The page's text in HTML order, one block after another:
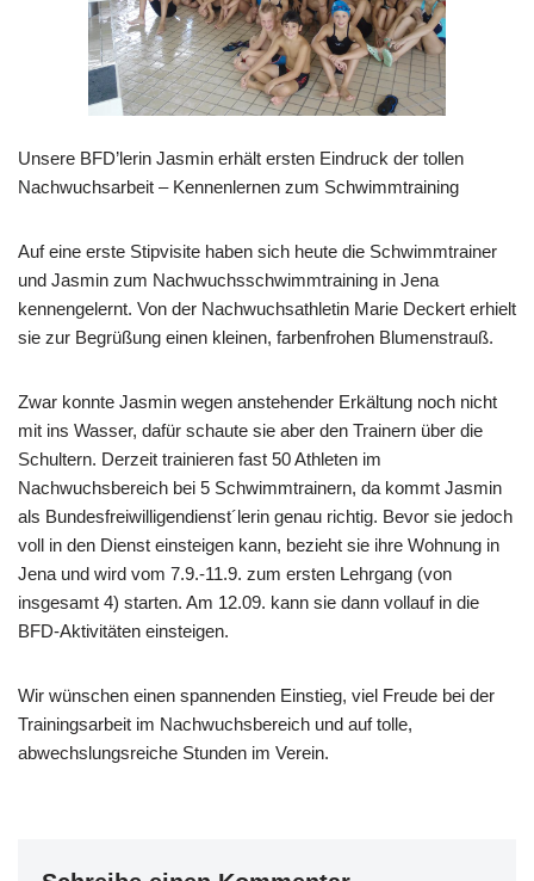
Unsere BFD’lerin Jasmin erhält ersten Eindruck der tollen
Nachwuchsarbeit – Kennenlernen zum Schwimmtraining
Auf eine erste Stipvisite haben sich heute die Schwimmtrainer
und Jasmin zum Nachwuchsschwimmtraining in Jena
kennengelernt. Von der Nachwuchsathletin Marie Deckert erhielt
sie zur Begrüßung einen kleinen, farbenfrohen Blumenstrauß.
Zwar konnte Jasmin wegen anstehender Erkältung noch nicht
mit ins Wasser, dafür schaute sie aber den Trainern über die
Schultern. Derzeit trainieren fast 50 Athleten im
Nachwuchsbereich bei 5 Schwimmtrainern, da kommt Jasmin
als Bundesfreiwilligendienst´lerin genau richtig. Bevor sie jedoch
voll in den Dienst einsteigen kann, bezieht sie ihre Wohnung in
Jena und wird vom 7.9.-11.9. zum ersten Lehrgang (von
insgesamt 4) starten. Am 12.09. kann sie dann vollauf in die
BFD-Aktivitäten einsteigen.
Wir wünschen einen spannenden Einstieg, viel Freude bei der
Trainingsarbeit im Nachwuchsbereich und auf tolle,
abwechslungsreiche Stunden im Verein.